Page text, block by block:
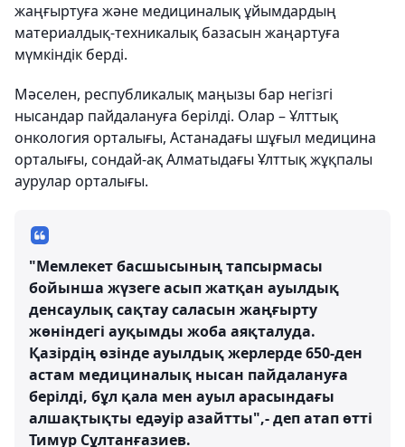
жаңғыртуға және медициналық ұйымдардың
материалдық-техникалық базасын жаңартуға
мүмкіндік берді.
Мәселен, республикалық маңызы бар негізгі
нысандар пайдалануға берілді. Олар – Ұлттық
онкология орталығы, Астанадағы шұғыл медицина
орталығы, сондай-ақ Алматыдағы Ұлттық жұқпалы
аурулар орталығы.
"Мемлекет басшысының тапсырмасы
бойынша жүзеге асып жатқан ауылдық
денсаулық сақтау саласын жаңғырту
жөніндегі ауқымды жоба аяқталуда.
Қазірдің өзінде ауылдық жерлерде 650-ден
астам медициналық нысан пайдалануға
берілді, бұл қала мен ауыл арасындағы
алшақтықты едәуір азайтты",- деп атап өтті
Тимур Сұлтанғазиев.